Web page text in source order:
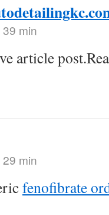
min
article
min
fenofibrate